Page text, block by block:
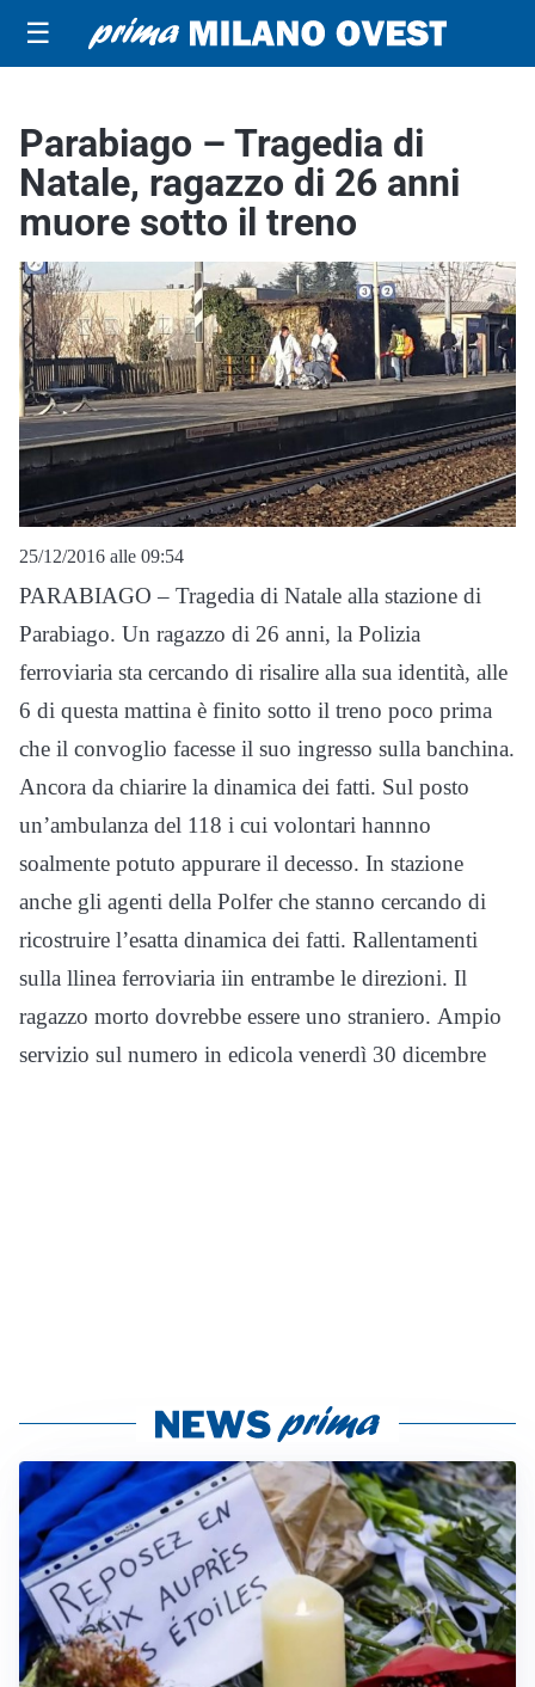
☰
Parabiago – Tragedia di
Natale, ragazzo di 26 anni
muore sotto il treno
25/12/2016 alle 09:54
PARABIAGO – Tragedia di Natale alla stazione di
Parabiago. Un ragazzo di 26 anni, la Polizia
ferroviaria sta cercando di risalire alla sua identità, alle
6 di questa mattina è finito sotto il treno poco prima
che il convoglio facesse il suo ingresso sulla banchina.
Ancora da chiarire la dinamica dei fatti. Sul posto
un’ambulanza del 118 i cui volontari hannno
soalmente potuto appurare il decesso. In stazione
anche gli agenti della Polfer che stanno cercando di
ricostruire l’esatta dinamica dei fatti. Rallentamenti
sulla llinea ferroviaria iin entrambe le direzioni. Il
ragazzo morto dovrebbe essere uno straniero. Ampio
servizio sul numero in edicola venerdì 30 dicembre